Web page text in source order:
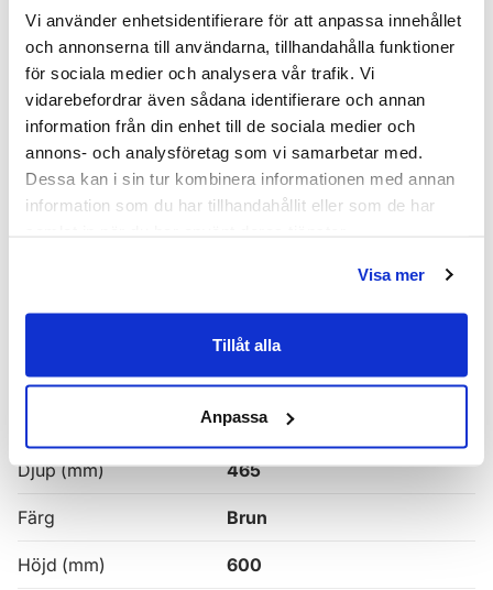
Vi använder enhetsidentifierare för att anpassa innehållet
och annonserna till användarna, tillhandahålla funktioner
för sociala medier och analysera vår trafik. Vi
vidarebefordrar även sådana identifierare och annan
information från din enhet till de sociala medier och
annons- och analysföretag som vi samarbetar med.
Dessa kan i sin tur kombinera informationen med annan
information som du har tillhandahållit eller som de har
Visa mer
Tillåt alla
Anpassa
Tänk på att se till att ventilationen är god och att
möblerna placeras på ett sådant avstånd från
badkar/dusch att vatten inte kan skvätta direkt på
möbeln. Blöta fläckar, även vanligt vatten, torkas upp
så snart som möjligt.
Haven H2 Serie
Egenskaper
1000
Djup (mm) 465
Färg Brun
Höjd (mm) 600